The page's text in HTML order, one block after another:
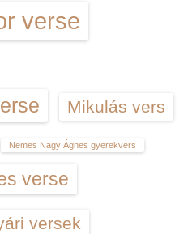
verse
Mikulás vers
Nemes Nagy Ágnes gyerekvers
verse
versek